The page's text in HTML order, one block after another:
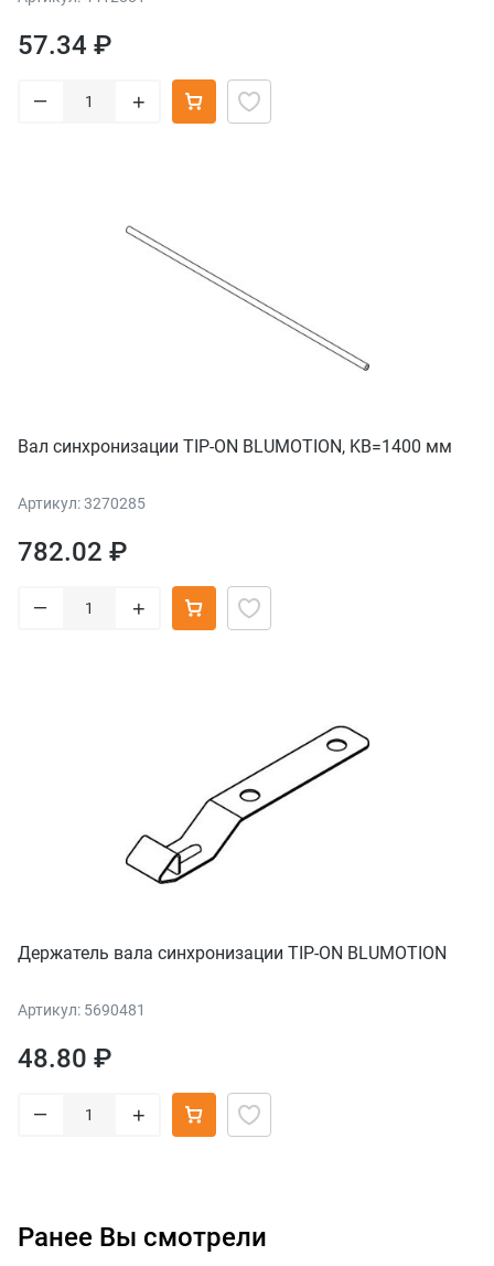
57.34 ₽
– +
Вал синхронизации TIP-ON BLUMOTION, KB=1400 мм
Артикул: 3270285
782.02 ₽
– +
Держатель вала синхронизации TIP-ON BLUMOTION
Артикул: 5690481
48.80 ₽
– +
Ранее Вы смотрели